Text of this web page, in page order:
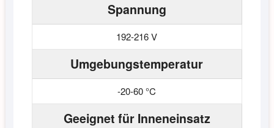
Spannung
192-216 V
Umgebungstemperatur
-20-60 °C
Geeignet für Inneneinsatz